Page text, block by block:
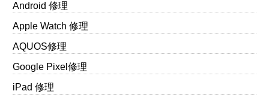
Android 修理
Apple Watch 修理
AQUOS修理
Google Pixel修理
iPad 修理